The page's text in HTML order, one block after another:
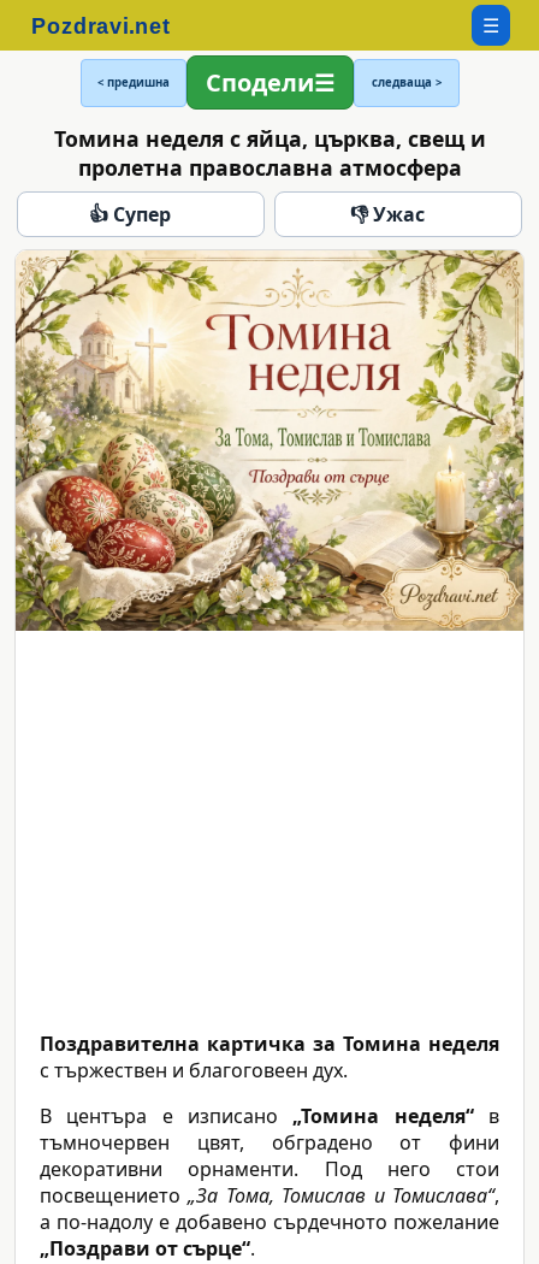
☰
< предишна Сподели следваща >
Томина неделя с яйца, църква, свещ и
пролетна православна атмосфера
👍 Супер 👎 Ужас
Поздравителна картичка за Томина неделя
с тържествен и благоговеен дух.
В центъра е изписано „Томина неделя“в
тъмночервен цвят, обградено от фини
декоративни орнаменти. Под него стои
посвещението„За Тома, Томислав и Томислава“,
а по-надолу е добавено сърдечното пожелание
„Поздрави от сърце“.